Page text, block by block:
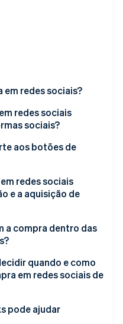
a infraestrutura
em redes sociais?
redes sociais
sociais?
aos botões de
de dados
de pagamentos
redes sociais
e a aquisição de
a compra dentro das
quando e como
em redes sociais de
clientes
pode ajudar